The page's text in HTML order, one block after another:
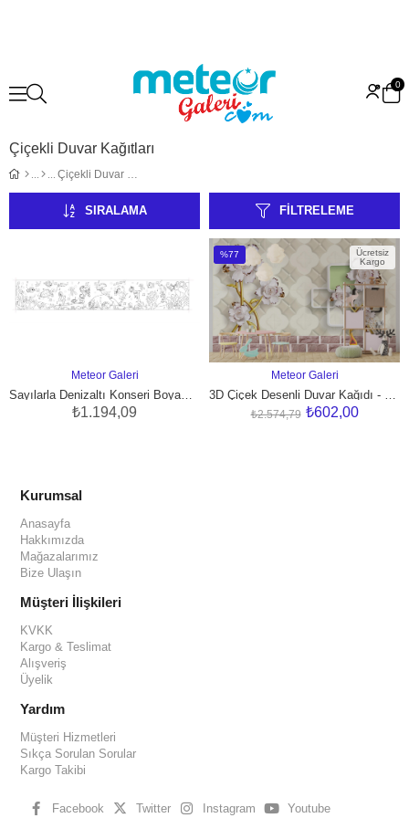
0
Çiçekli Duvar Kağıtları
Çiçekli Duvar Kağıtları
FILTRELEME
SIRALAMA
SEPETE EKLE
Meteor Galeri
₺1.194,09
SEPETE EKLE
%77
İndirim
%77İndirim
Ücretsiz
Kargo
Meteor Galeri
₺602,00
₺2.574,79
Kurumsal
Anasayfa
Hakkımızda
Mağazalarımız
Bize Ulaşın
Müşteri İlişkileri
KVKK
Kargo & Teslimat
Alışveriş
Üyelik
Yardım
Müşteri Hizmetleri
Sıkça Sorulan Sorular
Kargo Takibi
Facebook Twitter Instagram Youtube